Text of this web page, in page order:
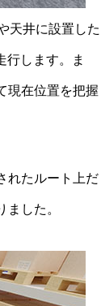
天井に設置した
行します。ま
現在位置を把握
れたルート上だ
した。